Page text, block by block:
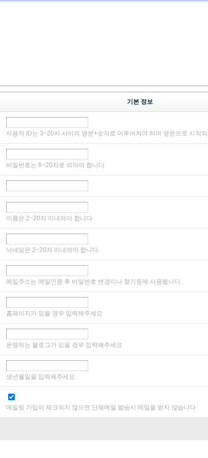
기본 정보
사용자 ID는 3~20자 사이의 영문+숫자로 이루어져야 하며 영문으로 시작
비밀번호는 6~20자로 되어야 합니다
이름은 2~20자 이내여야 합니다
닉네임은 2~20자 이내여야 합니다
메일주소는 메일인증 후 비밀번호 변경이나 찾기등에 사용됩니다.
홈페이지가 있을 경우 입력해주세요
운영하는 블로그가 있을 경우 입력해주세요
생년월일을 입력해주세요
메일링 가입이 체크되지 않으면 단체메일 발송시 메일을 받지 않습니다